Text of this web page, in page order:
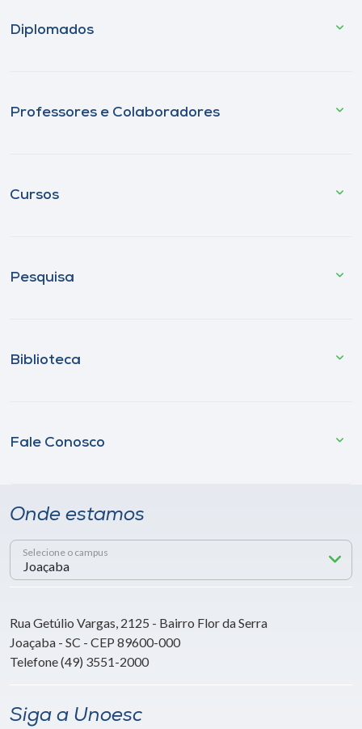
Diplomados
Professores e Colaboradores
Cursos
Pesquisa
Biblioteca
Fale Conosco
Onde estamos
Selecione o campus
Rua Getúlio Vargas, 2125 - Bairro Flor da Serra
Joaçaba - SC - CEP 89600-000
Telefone (49) 3551-2000
Siga a Unoesc